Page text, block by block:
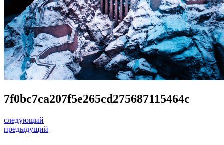
7f0bc7ca207f5e265cd275687115464c
следующий
предыдущий